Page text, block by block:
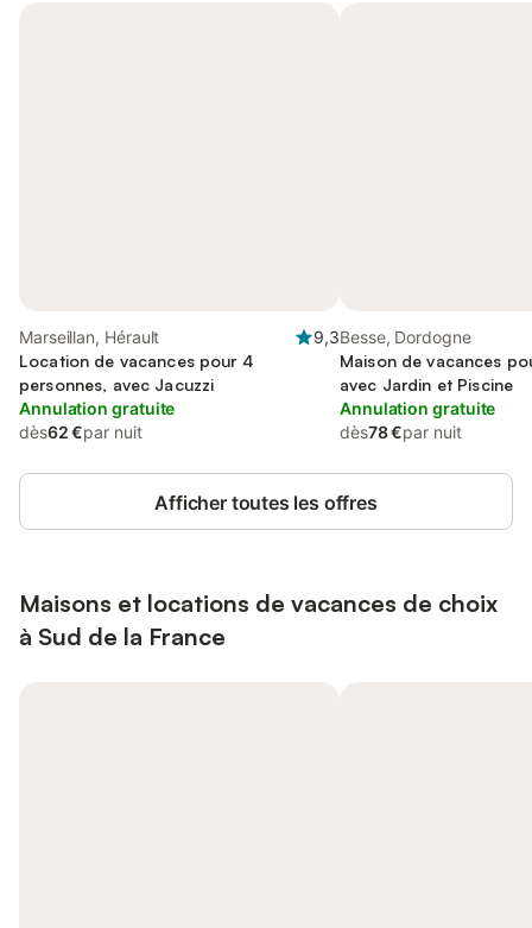
Marseillan, Hérault
9,3
Location de vacances pour 4
personnes, avec Jacuzzi
Annulation gratuite
dès62 €par nuit
Besse, Dordogne
Maison de vacances
avec Jardin et Piscine
Annulation gratuite
dès78 €par nuit
Afficher toutes les offres
Maisons et locations de vacances de choix
à Sud de la France